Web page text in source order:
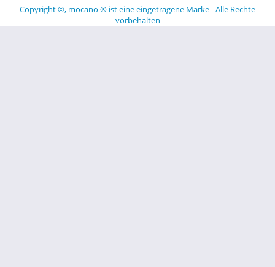
Copyright ©, mocano ® ist eine eingetragene Marke - Alle Rechte
vorbehalten